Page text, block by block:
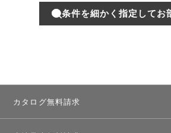
条件を細かく指定してお
カタログ無料請求